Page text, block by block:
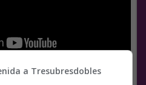
a Tresubresdobles